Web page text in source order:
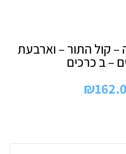
קול התור – וארבעת
– ב כרכים
₪